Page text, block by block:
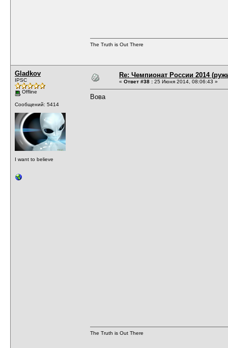
The Truth is Out There
Gladkov
IPSC
Offline
Сообщений: 5414
I want to believe
Re: Чемпионат России 2014
« Ответ #38 : 25 Июня 2014, 08:06:43 »
Вова
The Truth is Out There